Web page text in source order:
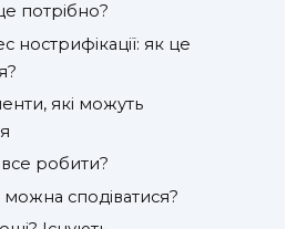
потрібно?
нострифікації: як це
які можуть
робити?
сподіватися?